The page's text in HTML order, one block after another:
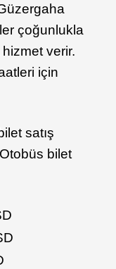
çoğunlukla
verir.
için
satış
bilet